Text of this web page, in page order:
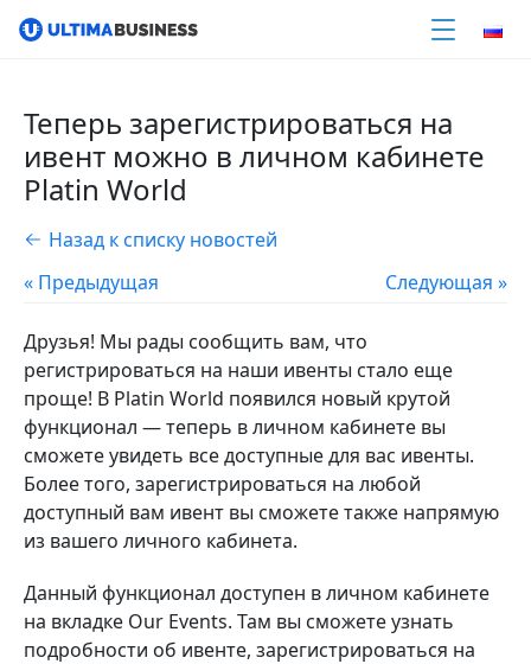
Теперь зарегистрироваться на
ивент можно в личном кабинете
Platin World
Назад к списку новостей
« Предыдущая
Следующая »
Друзья! Мы рады сообщить вам, что
регистрироваться на наши ивенты стало еще
проще! В Platin World появился новый крутой
функционал — теперь в личном кабинете вы
сможете увидеть все доступные для вас ивенты.
Более того, зарегистрироваться на любой
доступный вам ивент вы сможете также напрямую
из вашего личного кабинета.
Данный функционал доступен в личном кабинете
на вкладке Our Events. Там вы сможете узнать
подробности об ивенте, зарегистрироваться на